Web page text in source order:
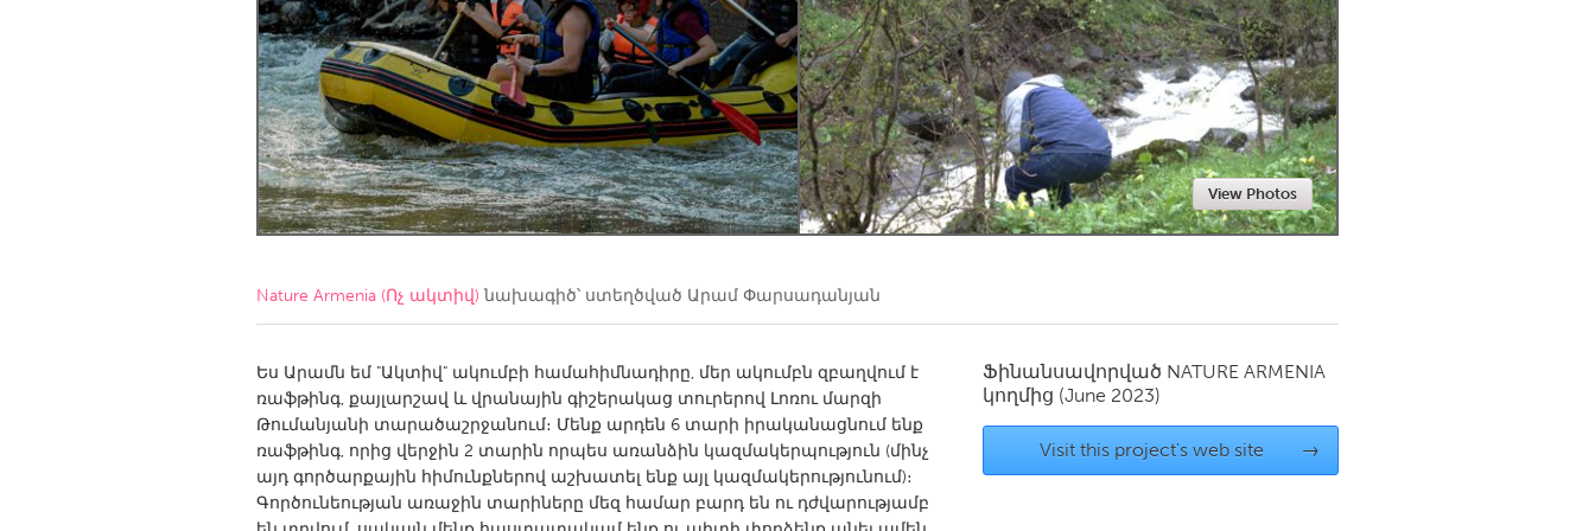
Amherstburg
Kingston Kitchener-Waterloo New Glasgow
Newmarket
Ottawa
South Shore Toronto
MALAYSIA
Kuala Lumpur
NETHERLANDS
QATAR
Qatar
SINGAPORE
Singapore
View Photos
Nature Armenia (Ոչ ակտիվ) նախագիծ՝ ստեղծված Արամ Փարսադանյան
Ես Արամն եմ "Ակտիվ" ակումբի համահիմնադիրը, մեր ակումբն զբաղվում է
ռաֆթինգ, քայլարշավ և վրանային գիշերակաց տուրերով Լոռու մարզի
Թումանյանի տարածաշրջանում։ Մենք արդեն 6 տարի իրականացնում ենք
ռաֆթինգ, որից վերջին 2 տարին որպես առանձին կազմակերպություն (մինչ
այդ գործարքային հիմունքներով աշխատել ենք այլ կազմակերությունում)։
Գործունեության առաջին տարիները մեզ համար բարդ են ու դժվարությամբ
Ֆինանսավորված NATURE ARMENIA
կողմից (June 2023)
Visit this project's web site →